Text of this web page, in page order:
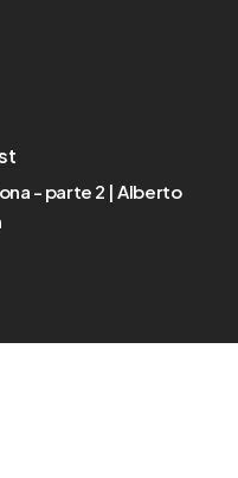
- parte 2 | Alberto